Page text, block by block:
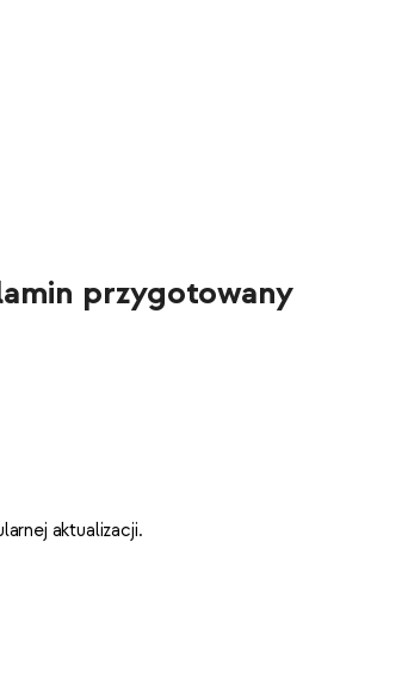
przygotowany
aktualizacji.